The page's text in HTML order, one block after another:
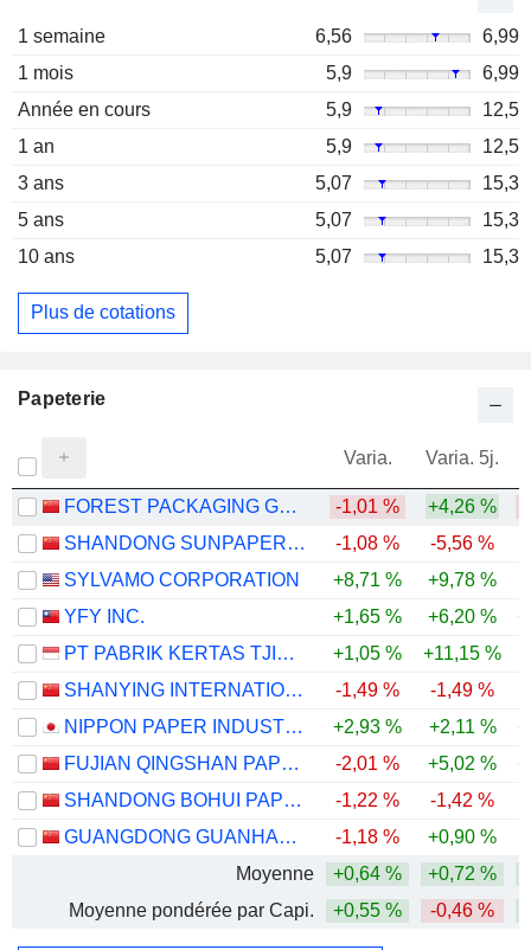
1 semaine 6,56
6,99
1 mois
5,9
6,99
Année en cours
5,9
12,5
1 an
5,9
12,5
3 ans
5,07
15,3
5 ans
5,07
15,3
10 ans
5,07 15,3
Plus de cotations
Papeterie
Varia. Varia. 5j.
FOREST PACKAGING GROUP CO.,LTD. -1,01 % +4,26 %
SHANDONG SUNPAPER CO., LTD.
-1,08 % -5,56 %
SYLVAMO CORPORATION
+8,71 % +9,78 %
YFY INC.
+1,65 % +6,20 %
PT PABRIK KERTAS TJIWI KIMIA TBK
+1,05 % +11,15 %
SHANYING INTERNATIONAL HOLDINGS CO.,LTD
-1,49 % -1,49 %
NIPPON PAPER INDUSTRIES CO., LTD.
+2,93 % +2,11 %
FUJIAN QINGSHAN PAPER INDUSTRY CO., LTD.
-2,01 % +5,02 %
SHANDONG BOHUI PAPER INDUSTRY CO.,LTD.
-1,22 % -1,42 %
GUANGDONG GUANHAO HIGH-TECH CO., LTD.
-1,18 % +0,90 %
Moyenne
+0,64 % +0,72 %
Moyenne pondérée par Capi.
+0,55 % -0,46 %